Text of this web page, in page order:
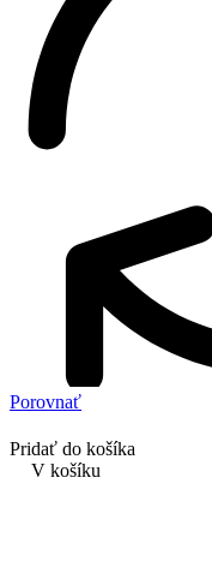
Porovnať
Pridať do košíka
V košíku